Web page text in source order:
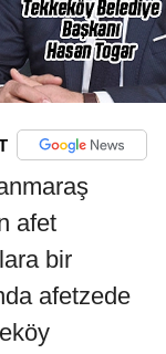
afet
bir
afetzede